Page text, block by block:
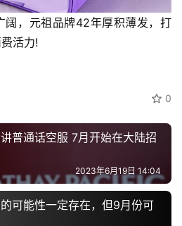
，元祖品牌42年厚积薄发，打
活力!
0
普通话空服 7月开始在大陆招
2023年6月19日 14:04
可能性一定存在，但9月份可